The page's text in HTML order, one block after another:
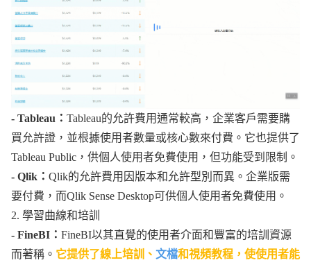
- Tableau： Tableau的允許費用通常較高，企業客戶需要購
買允許證，並根據使用者數量或核心數來付費。它也提供了
Tableau Public，供個人使用者免費使用，但功能受到限制。
- Qlik： Qlik的允許費用因版本和允許型別而異。企業版需
要付費，而Qlik Sense Desktop可供個人使用者免費使用。
2. 學習曲線和培訓
- FineBI： FineBI以其直覺的使用者介面和豐富的培訓資源
而著稱。 它提供了線上培訓、 文檔和視頻教程，使使用者能